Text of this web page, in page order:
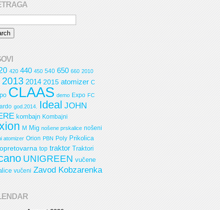
420 440 450 540 650 660 2010
2013 2014 2015 atomizer C
CLAAS demo Expo FC
god.2014. Ideal JOHN
kombajn Kombajni
M Mig nošene prskalice nošeni
atomizer Orion PBN Poly Prikolica
top traktor Traktori
UNIGREEN vučene
vučeni Zavod Kobzarenka